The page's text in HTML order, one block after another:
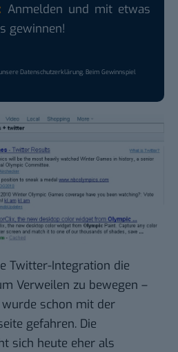
Anmelden und mit etwas
gewinnen!
Datenschutzerklärung. Beim Gewinnspiel
Twitter-Integration die
Verweilen zu bewegen –
schon mit der
gefahren. Die
sich heute eher als